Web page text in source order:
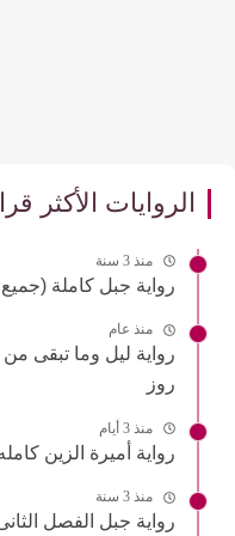
الروايات الأكثر
منذ 3 سنة
رواية جبل كاملة
منذ عام
روز
منذ 3 أيام
رواية أميرة الزين
منذ 3 سنة
رواية جبل الفصل الثانى 2 بقلم لوجى